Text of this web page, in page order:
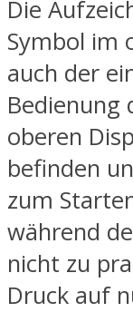
Die
Symbol im
auch der
Bedienung
oberen
befinden
zum
während
nicht zu
Druck auf